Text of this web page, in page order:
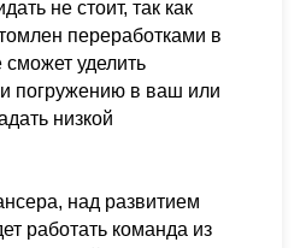
не стоит, так как
переработками в
сможет уделить
погружению в ваш или
низкой
над развитием
работать команда из